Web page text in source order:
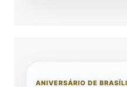
ANIVERSÁRIO DE